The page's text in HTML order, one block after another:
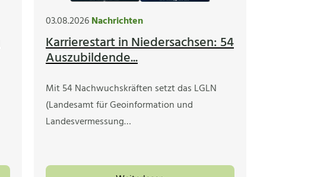
03.08.2026Nachrichten
Karrierestart in Niedersachsen: 54
Auszubildende...
Mit 54 Nachwuchskräften setzt das LGLN
(Landesamt für Geoinformation und
Landesvermessung…